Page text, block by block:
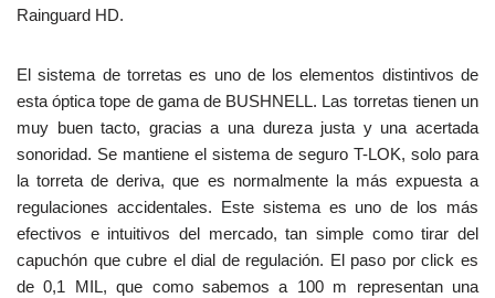
Rainguard HD.
El sistema de torretas es uno de los elementos distintivos de
esta óptica tope de gama de BUSHNELL. Las torretas tienen un
muy buen tacto, gracias a una dureza justa y una acertada
sonoridad. Se mantiene el sistema de seguro T-LOK, solo para
la torreta de deriva, que es normalmente la más expuesta a
regulaciones accidentales. Este sistema es uno de los más
efectivos e intuitivos del mercado, tan simple como tirar del
capuchón que cubre el dial de regulación. El paso por click es
de 0,1 MIL, que como sabemos a 100 m representan una